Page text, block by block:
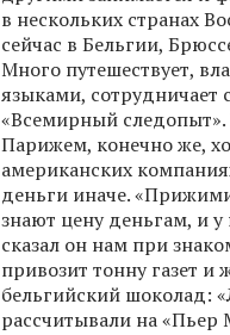
в нескольких странах
сейчас в Бельгии,
Много путешествует,
языками, сотрудничает
«Всемирный следопыт».
Парижем, конечно же,
американских
деньги иначе.
знают цену деньгам, и у
сказал он нам при
привозит тонну газет
бельгийский шоколад:
рассчитывали на «Пьер